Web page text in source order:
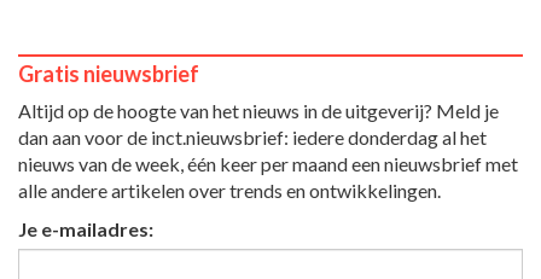
Gratis nieuwsbrief
Altijd op de hoogte van het nieuws in de uitgeverij? Meld je
dan aan voor de inct.nieuwsbrief: iedere donderdag al het
nieuws van de week, één keer per maand een nieuwsbrief met
alle andere artikelen over trends en ontwikkelingen.
Je e-mailadres: